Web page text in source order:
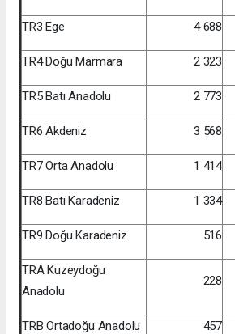
TR3 Ege 4 688
TR4 Doğu Marmara 2 323
TR5 Batı Anadolu 2 773
TR6 Akdeniz 3 568
TR7 Orta Anadolu 1 414
TR8 Batı Karadeniz 1 334
TR9 Doğu Karadeniz 516
TRA Kuzeydoğu
Anadolu
228
TRB Ortadoğu Anadolu 457